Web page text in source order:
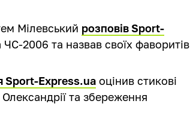
Мілевський розповів Sport-
2006 та назвав своїх фаворитів
Sport-Express.ua оцінив стикові
та збереження